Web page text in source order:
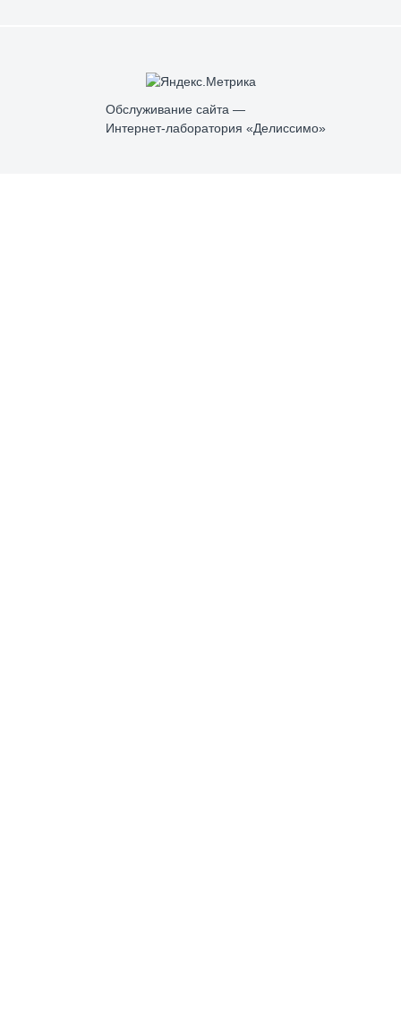
Обслуживание сайта —
Интернет-лаборатория «Делиссимо»